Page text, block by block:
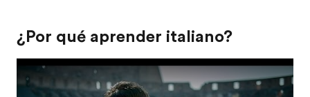
¿Por qué aprender italiano?
Play